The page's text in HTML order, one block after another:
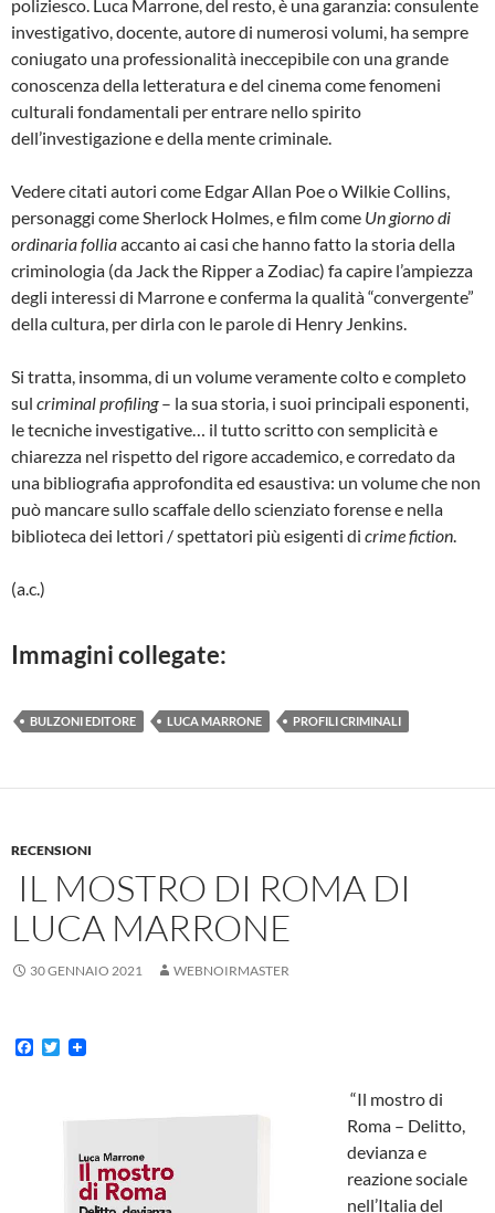
k
poliziesco. Luca Marrone, del resto, è una garanzia: consulente
investigativo, docente, autore di numerosi volumi, ha sempre
coniugato una professionalità ineccepibile con una grande
conoscenza della letteratura e del cinema come fenomeni
culturali fondamentali per entrare nello spirito
dell’investigazione e della mente criminale.
Vedere citati autori come Edgar Allan Poe o Wilkie Collins,
personaggi come Sherlock Holmes, e film come Un giorno di
ordinaria folliaaccanto ai casi che hanno fatto la storia della
criminologia (da Jack the Ripper a Zodiac) fa capire l’ampiezza
degli interessi di Marrone e conferma la qualità “convergente”
della cultura, per dirla con le parole di Henry Jenkins.
Si tratta, insomma, di un volume veramente colto e completo
sul criminal profiling– la sua storia, i suoi principali esponenti,
le tecniche investigative… il tutto scritto con semplicità e
chiarezza nel rispetto del rigore accademico, e corredato da
una bibliografia approfondita ed esaustiva: un volume che non
può mancare sullo scaffale dello scienziato forense e nella
biblioteca dei lettori / spettatori più esigenti di crime fiction.
(a.c.)
Immagini collegate:
BULZONI EDITORE LUCA MARRONE PROFILI CRIMINALI
RECENSIONI
IL MOSTRO DI ROMA DI
LUCA MARRONE
30 GENNAIO 2021 WEBNOIRMASTER
F
T
“Il mostro di
Roma – Delitto,
devianza e
reazione sociale
nell’Italia del